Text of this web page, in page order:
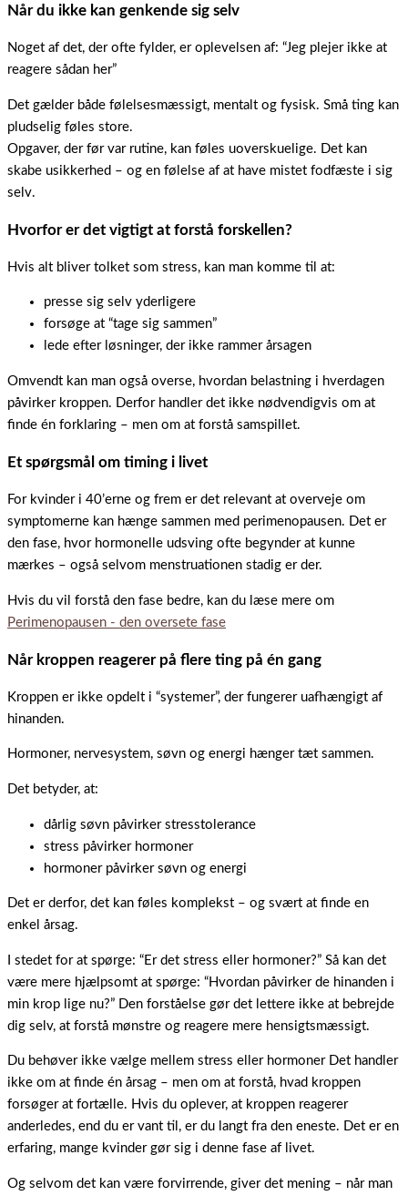
Når du ikke kan genkende sig selv
Noget af det, der ofte fylder, er oplevelsen af: “Jeg plejer ikke at
reagere sådan her”
Det gælder både følelsesmæssigt, mentalt og fysisk. Små ting kan
pludselig føles store.
Opgaver, der før var rutine, kan føles uoverskuelige. Det kan
skabe usikkerhed – og en følelse af at have mistet fodfæste i sig
selv.
Hvorfor er det vigtigt at forstå forskellen?
Hvis alt bliver tolket som stress, kan man komme til at:
presse sig selv yderligere
forsøge at “tage sig sammen”
lede efter løsninger, der ikke rammer årsagen
Omvendt kan man også overse, hvordan belastning i hverdagen
påvirker kroppen. Derfor handler det ikke nødvendigvis om at
finde én forklaring – men om at forstå samspillet.
Et spørgsmål om timing i livet
For kvinder i 40’erne og frem er det relevant at overveje om
symptomerne kan hænge sammen med perimenopausen. Det er
den fase, hvor hormonelle udsving ofte begynder at kunne
mærkes – også selvom menstruationen stadig er der.
Hvis du vil forstå den fase bedre, kan du læse mere om
Perimenopausen - den oversete fase
Når kroppen reagerer på flere ting på én gang
Kroppen er ikke opdelt i “systemer”, der fungerer uafhængigt af
hinanden.
Hormoner, nervesystem, søvn og energi hænger tæt sammen.
Det betyder, at:
dårlig søvn påvirker stresstolerance
stress påvirker hormoner
hormoner påvirker søvn og energi
Det er derfor, det kan føles komplekst – og svært at finde en
enkel årsag.
I stedet for at spørge: “Er det stress eller hormoner?” Så kan det
være mere hjælpsomt at spørge: “Hvordan påvirker de hinanden i
min krop lige nu?” Den forståelse gør det lettere ikke at bebrejde
dig selv, at forstå mønstre og reagere mere hensigtsmæssigt.
Du behøver ikke vælge mellem stress eller hormoner Det handler
ikke om at finde én årsag – men om at forstå, hvad kroppen
forsøger at fortælle. Hvis du oplever, at kroppen reagerer
anderledes, end du er vant til, er du langt fra den eneste. Det er en
erfaring, mange kvinder gør sig i denne fase af livet.
Og selvom det kan være forvirrende, giver det mening – når man